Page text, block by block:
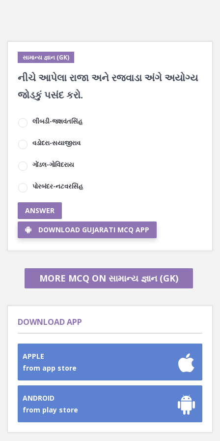
સામાન્ય જ્ઞાન (GK)
નીચે આપેલા રાજા અને રજવાડા અંગે અયોગ્ય
જોડકું પસંદ કરો.
લીંબડી-જશવંતસિંહ
વડોદરા-સયાજીરાવ
ગોંડલ-ગોવિંદરાય
પોરબંદર-નટવરસિંહ
ANSWER
DOWNLOAD GUJARATI MCQ APP
MORE MCQ ON સામાન્ય જ્ઞાન (GK)
DOWNLOAD APP
APPLE
from app store
ANDROID
from play store